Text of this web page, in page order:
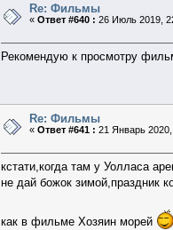
Re: Фильмы
«Ответ #640 : 26 Июль 2019,
Рекомендую к просмотру
Re: Фильмы
«Ответ #641 : 21 Январь
кстати,когда там у Уолласа
не дай божок зимой,праздник
как в фильме Хозяин морей